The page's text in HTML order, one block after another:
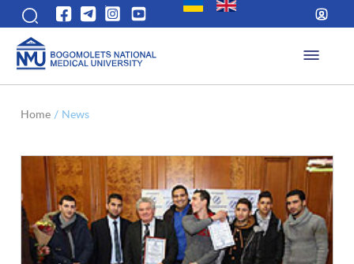
Home / News